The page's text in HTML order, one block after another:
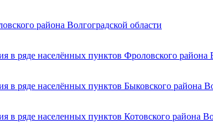
района Волгоградской области
в ряде населённых пунктов Фроловского района
в ряде населённых пунктов Быковского района
ряде населенных пунктов Котовского района